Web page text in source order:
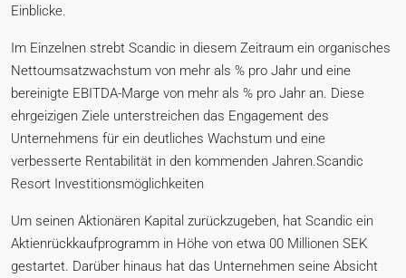
Einblicke.
Im Einzelnen strebt Scandic in diesem Zeitraum ein organisches
Nettoumsatzwachstum von mehr als % pro Jahr und eine
bereinigte EBITDA-Marge von mehr als % pro Jahr an. Diese
ehrgeizigen Ziele unterstreichen das Engagement des
Unternehmens für ein deutliches Wachstum und eine
verbesserte Rentabilität in den kommenden Jahren.Scandic
Resort Investitionsmöglichkeiten
Um seinen Aktionären Kapital zurückzugeben, hat Scandic ein
Aktienrückkaufprogramm in Höhe von etwa 00 Millionen SEK
gestartet. Darüber hinaus hat das Unternehmen seine Absicht